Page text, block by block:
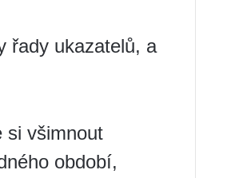
řady ukazatelů, a
si všimnout
období,